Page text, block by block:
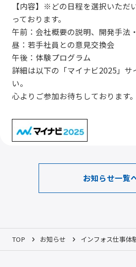
【内容】※どの日程を選択いただ
っております。
午前：会社概要の説明、開発手法
昼：若手社員との意見交換会
午後：体験プログラム
詳細は以下の「マイナビ2025」サ
い。
心よりご参加お待ちしております。
お知らせ一覧
TOP お知らせ インフォス仕事